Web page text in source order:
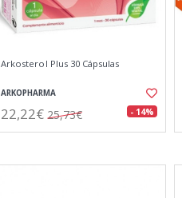
Arkosterol Plus 30 Cápsulas
ARKOPHARMA
22,22€ 25,73€ - 14%